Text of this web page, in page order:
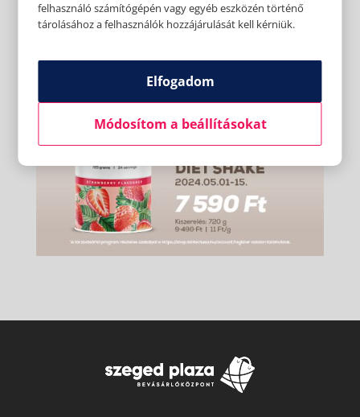
felhasználó számítógépén vagy egyéb eszközén történő
tárolásához a felhasználók hozzájárulását kell kérniük.
Elfogadom
Módosítom a beállításokat